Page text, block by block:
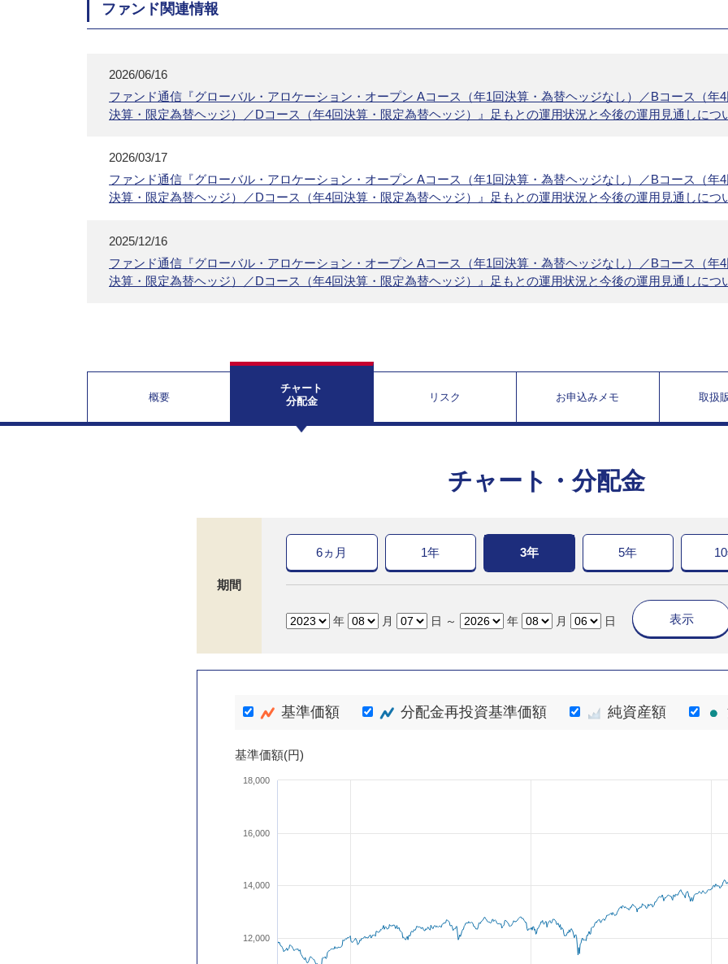
ファンド関連情報
2026/06/16
ファンド通信『グローバル・アロケーション・オープン Aコース（年1回決算・為替ヘッジなし）／Bコース（年
決算・限定為替ヘッジ）／Dコース（年4回決算・限定為替ヘッジ）』足もとの運用状況と今後の運用見通しにつ
2026/03/17
ファンド通信『グローバル・アロケーション・オープン Aコース（年1回決算・為替ヘッジなし）／Bコース（年
決算・限定為替ヘッジ）／Dコース（年4回決算・限定為替ヘッジ）』足もとの運用状況と今後の運用見通しにつ
2025/12/16
ファンド通信『グローバル・アロケーション・オープン Aコース（年1回決算・為替ヘッジなし）／Bコース（年
決算・限定為替ヘッジ）／Dコース（年4回決算・限定為替ヘッジ）』足もとの運用状況と今後の運用見通しにつ
概要
チャート
分配金
リスク お申込みメモ 取扱
チャート・分配金
期間
6ヵ月 1年 3年 5年
年 月 日 ～ 年 月 日 表示
基準価額 分配金再投資基準価額 純資産額
基準価額(円)
12,000
14,000
16,000
18,000